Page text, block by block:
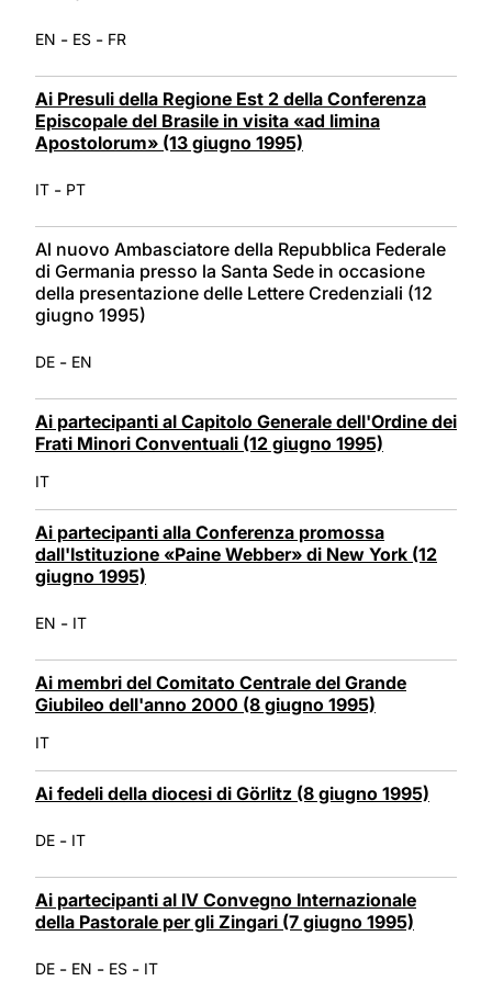
EN - ES - FR
Ai Presuli della Regione Est 2 della Conferenza
Episcopale del Brasile in visita «ad limina
Apostolorum» (13 giugno 1995)
IT - PT
Al nuovo Ambasciatore della Repubblica Federale
di Germania presso la Santa Sede in occasione
della presentazione delle Lettere Credenziali (12
giugno 1995)
DE - EN
Ai partecipanti al Capitolo Generale dell'Ordine dei
Frati Minori Conventuali (12 giugno 1995)
IT
Ai partecipanti alla Conferenza promossa
dall'Istituzione «Paine Webber» di New York (12
giugno 1995)
EN - IT
Ai membri del Comitato Centrale del Grande
Giubileo dell'anno 2000 (8 giugno 1995)
IT
Ai fedeli della diocesi di Görlitz (8 giugno 1995)
DE - IT
Ai partecipanti al IV Convegno Internazionale
della Pastorale per gli Zingari (7 giugno 1995)
DE - EN - ES - IT